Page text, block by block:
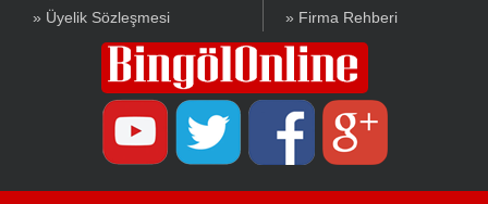
» Üyelik Sözleşmesi
» Firma Rehberi